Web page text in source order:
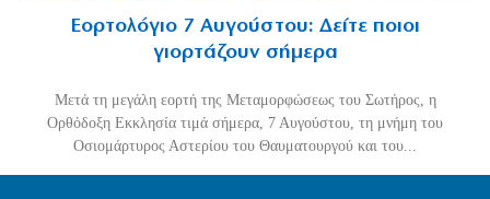
Εορτολόγιο 7 Αυγούστου: Δείτε ποιοι
γιορτάζουν σήμερα
Μετά τη μεγάλη εορτή της Μεταμορφώσεως του Σωτήρος, η
Ορθόδοξη Εκκλησία τιμά σήμερα, 7 Αυγούστου, τη μνήμη του
Οσιομάρτυρος Αστερίου του Θαυματουργού και του...